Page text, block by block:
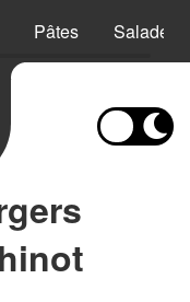
Pâtes Salades